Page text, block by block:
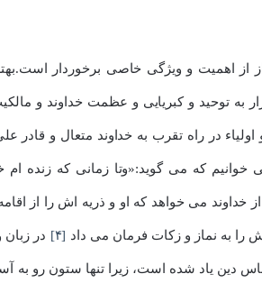
از اهمیت و ویژگی خاصی برخوردار
به توحید و کبریایی و عظمت خداوند و
اولیاء در راه تقرب به خداوند متعال و
که می گوید:«وتا زمانی که زنده ام
خداوند می خواهد که او و ذریه اش را از
را به نماز و زکات فرمان می داد [۴] در زبان
دین یاد شده است، زیرا تنها ستون رو به